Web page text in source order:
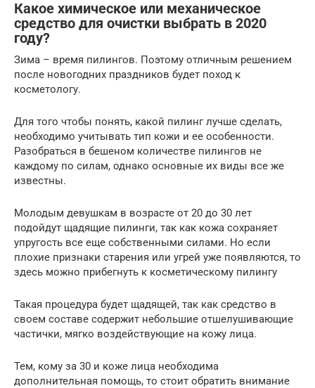
Какое химическое или механическое
средство для очистки выбрать в 2020
году?
Зима – время пилингов. Поэтому отличным решением
после новогодних праздников будет поход к
косметологу.
Для того чтобы понять, какой пилинг лучше сделать,
необходимо учитывать тип кожи и ее особенности.
Разобраться в бешеном количестве пилингов не
каждому по силам, однако основные их виды все же
известны.
Молодым девушкам в возрасте от 20 до 30 лет
подойдут щадящие пилинги, так как кожа сохраняет
упругость все еще собственными силами. Но если
плохие признаки старения или угрей уже появляются, то
здесь можно прибегнуть к косметическому пилингу
Такая процедура будет щадящей, так как средство в
своем составе содержит небольшие отшелушивающие
частички, мягко воздействующие на кожу лица.
Тем, кому за 30 и коже лица необходима
дополнительная помощь, то стоит обратить внимание